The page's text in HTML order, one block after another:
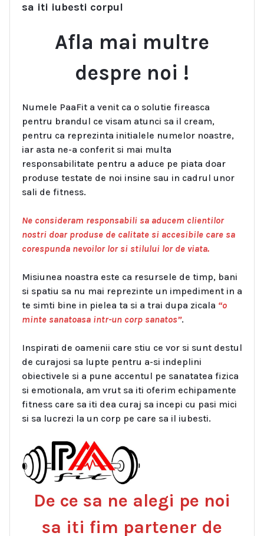
sa iti iubesti corpul
Afla mai multre
despre noi !
Numele PaaFit a venit ca o solutie fireasca
pentru brandul ce visam atunci sa il cream,
pentru ca reprezinta initialele numelor noastre,
iar asta ne-a conferit si mai multa
responsabilitate pentru a aduce pe piata doar
produse testate de noi insine sau in cadrul unor
sali de fitness.
Ne consideram responsabili sa aducem clientilor
nostri doar produse de calitate si accesibile care sa
corespunda nevoilor lor si stilului lor de viata.
Misiunea noastra este ca resursele de timp, bani
si spatiu sa nu mai reprezinte un impediment in a
te simti bine in pielea ta si a trai dupa zicala “o
minte sanatoasa intr-un corp sanatos”.
Inspirati de oamenii care stiu ce vor si sunt destul
de curajosi sa lupte pentru a-si indeplini
obiectivele si a pune accentul pe sanatatea fizica
si emotionala, am vrut sa iti oferim echipamente
fitness care sa iti dea curaj sa incepi cu pasi mici
si sa lucrezi la un corp pe care sa il iubesti.
De ce sa ne alegi pe noi
sa iti fim partener de